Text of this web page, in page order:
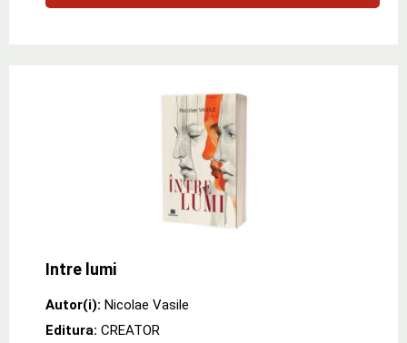
Intre lumi
Autor(i): Nicolae Vasile
Editura: CREATOR